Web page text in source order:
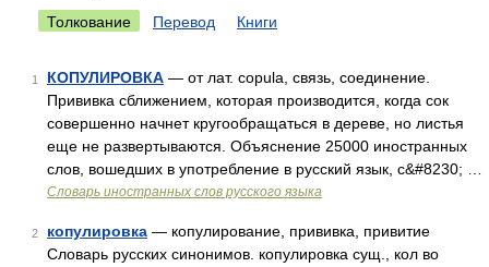
Толкование Перевод Книги
1 КОПУЛИРОВКА — от лат. copula, связь, соединение.
Прививка сближением, которая производится, когда сок
совершенно начнет кругообращаться в дереве, но листья
еще не развертываются. Объяснение 25000 иностранных
слов, вошедших в употребление в русский язык, с&#8230; …
Словарь иностранных слов русского языка
2 копулировка — копулирование, прививка, привитие
Словарь русских синонимов. копулировка сущ., кол во